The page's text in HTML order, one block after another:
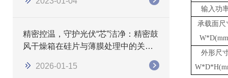
精密控温，守护光伏“芯”洁净：精密鼓
风干燥箱在硅片与薄膜处理中的关键
2026-01-15
输入功
承载面尺
外形尺